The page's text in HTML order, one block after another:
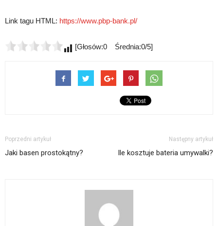
Link tagu HTML: https://www.pbp-bank.pl/
[Głosów:0 Średnia:0/5]
Poprzedni artykuł
Jaki basen prostokątny?
Następny artykuł
Ile kosztuje bateria umywalki?